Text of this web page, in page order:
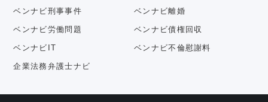
ベンナビ刑事事件 ベンナビ離婚
ベンナビ労働問題 ベンナビ債権回収
ベンナビIT ベンナビ不倫慰謝料
企業法務弁護士ナビ